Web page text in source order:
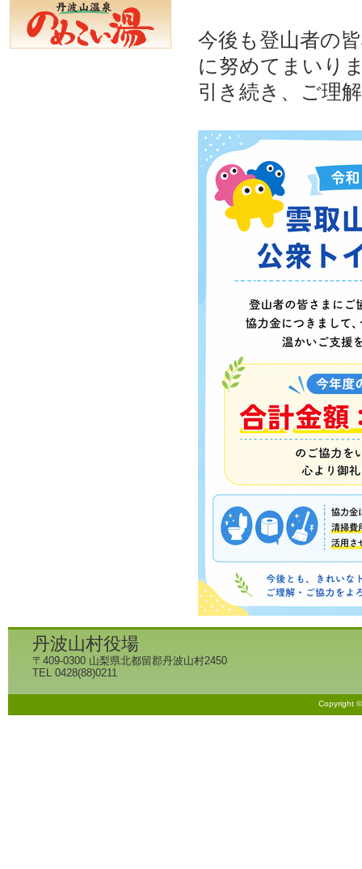
今後も登山者の
に努めてまいり
引き続き、ご理
丹波山村役場
〒409-0300 山梨県北都留郡丹波山村2450
TEL 0428(88)0211
Copyright